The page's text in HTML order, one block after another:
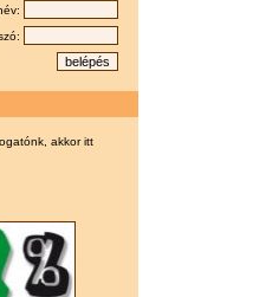
akkor itt